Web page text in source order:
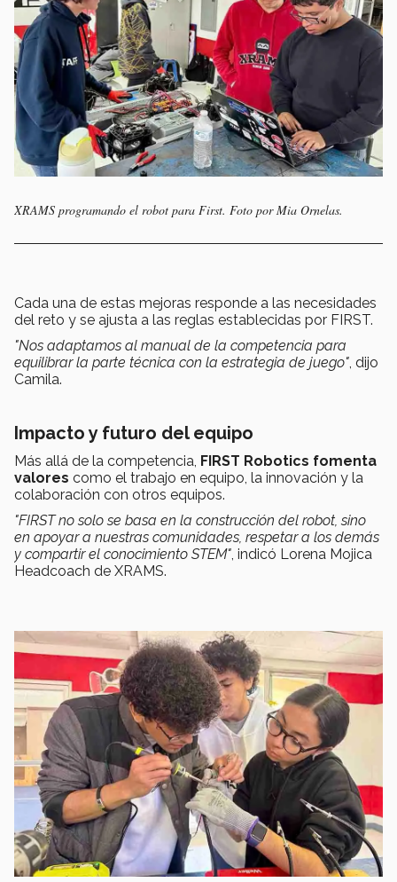
XRAMS programando el robot para First. Foto por Mia Ornelas.
Cada una de estas mejoras responde a las necesidades
del reto y se ajusta a las reglas establecidas por FIRST.
"Nos adaptamos al manual de la competencia para
equilibrar la parte técnica con la estrategia de juego", dijo
Camila.
Impacto y futuro del equipo
Más allá de la competencia, FIRST Robotics fomenta
valores como el trabajo en equipo, la innovación y la
colaboración con otros equipos.
"FIRST no solo se basa en la construcción del robot, sino
en apoyar a nuestras comunidades, respetar a los demás
y compartir el conocimiento STEM", indicó Lorena Mojica
Headcoach de XRAMS.